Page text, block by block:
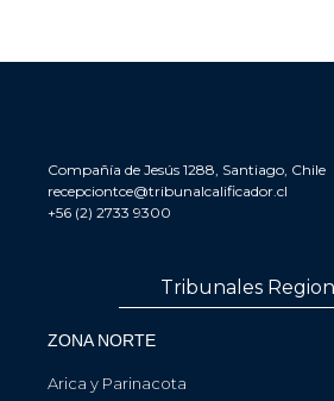
Compañía de Jesús 1288, Santiago, Chile
recepciontce@tribunalcalificador.cl
+56 (2) 2733 9300
Tribunales
ZONA NORTE
Arica y Parinacota